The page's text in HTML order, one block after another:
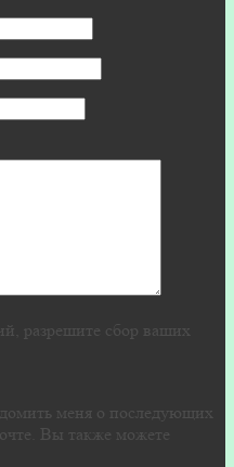
разрешите сбор ваших
меня о последующих
Вы также можете